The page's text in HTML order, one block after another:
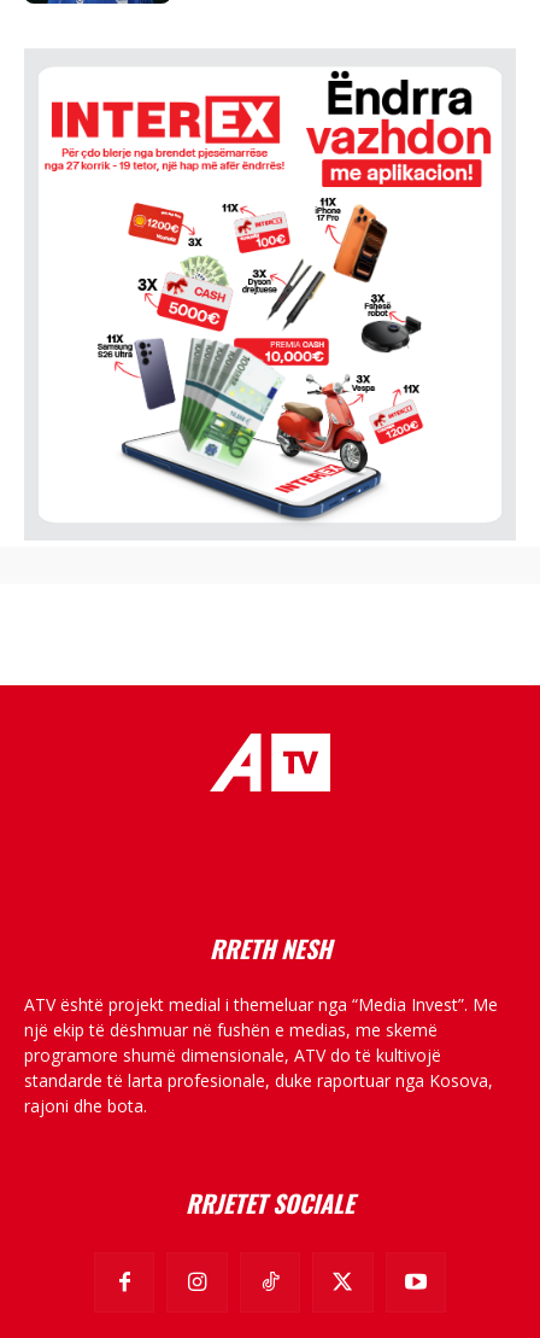
RRETH NESH
ATV është projekt medial i themeluar nga “Media Invest”. Me
një ekip të dëshmuar në fushën e medias, me skemë
programore shumë dimensionale, ATV do të kultivojë
standarde të larta profesionale, duke raportuar nga Kosova,
rajoni dhe bota.
RRJETET SOCIALE